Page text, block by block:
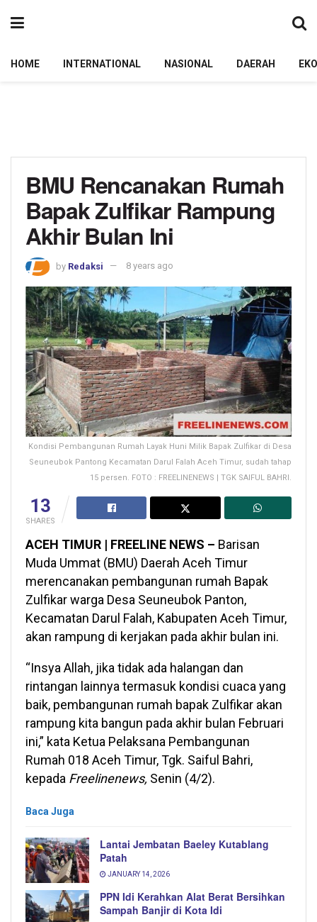
HOME INTERNATIONAL NASIONAL DAERAH
BMU Rencanakan Rumah
Bapak Zulfikar Rampung
Akhir Bulan Ini
by Redaksi 8 years ago
Kondisi Pembangunan Rumah Layak Huni Milik Bapak Zulfikar di Desa
Seuneubok Pantong Kecamatan Darul Falah Aceh Timur, sudah tahap
15 persen. FOTO : FREELINENEWS | TGK SAIFUL BAHRI.
13
SHARES
ACEH TIMUR | FREELINE NEWS – Barisan
Muda Ummat (BMU) Daerah Aceh Timur
merencanakan pembangunan rumah Bapak
Zulfikar warga Desa Seuneubok Panton,
Kecamatan Darul Falah, Kabupaten Aceh Timur,
akan rampung di kerjakan pada akhir bulan ini.
“Insya Allah, jika tidak ada halangan dan
rintangan lainnya termasuk kondisi cuaca yang
baik, pembangunan rumah bapak Zulfikar akan
rampung kita bangun pada akhir bulan Februari
ini,” kata Ketua Pelaksana Pembangunan
Rumah 018 Aceh Timur, Tgk. Saiful Bahri,
kepada Freelinenews, Senin (4/2).
Baca Juga
Lantai Jembatan Baeley Kutablang
Patah
JANUARY 14, 2026
PPN Idi Kerahkan Alat Berat Bersihkan
Sampah Banjir di Kota Idi